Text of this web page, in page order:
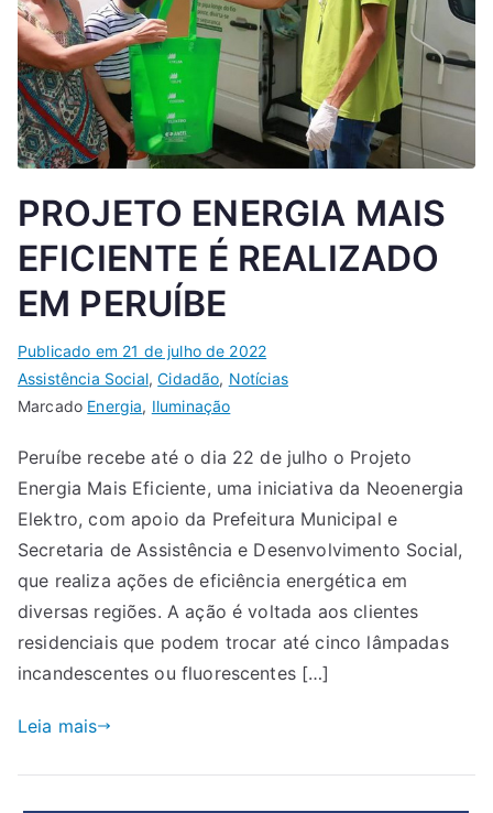
PROJETO ENERGIA MAIS
EFICIENTE É REALIZADO
EM PERUÍBE
Publicado em 21 de julho de 2022
Assistência Social,Cidadão, Notícias
Marcado Energia, Iluminação
Peruíbe recebe até o dia 22 de julho o Projeto
Energia Mais Eficiente, uma iniciativa da Neoenergia
Elektro, com apoio da Prefeitura Municipal e
Secretaria de Assistência e Desenvolvimento Social,
que realiza ações de eficiência energética em
diversas regiões. A ação é voltada aos clientes
residenciais que podem trocar até cinco lâmpadas
incandescentes ou fluorescentes […]
Leia mais